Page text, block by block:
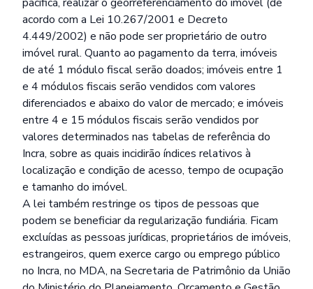
acordo com a Lei 10.267/2001 e Decreto
4.449/2002) e não pode ser proprietário de outro
imóvel rural. Quanto ao pagamento da terra, imóveis
de até 1 módulo fiscal serão doados; imóveis entre 1
e 4 módulos fiscais serão vendidos com valores
diferenciados e abaixo do valor de mercado; e imóveis
entre 4 e 15 módulos fiscais serão vendidos por
valores determinados nas tabelas de referência do
Incra, sobre as quais incidirão índices relativos à
localização e condição de acesso, tempo de ocupação
e tamanho do imóvel.
A lei também restringe os tipos de pessoas que
podem se beneficiar da regularização fundiária. Ficam
excluídas as pessoas jurídicas, proprietários de imóveis,
estrangeiros, quem exerce cargo ou emprego público
no Incra, no MDA, na Secretaria de Patrimônio da União